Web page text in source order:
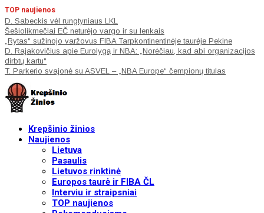
TOP naujienos
D. Sabeckis vėl rungtyniaus LKL
Šešiolikmečiai EČ neturėjo vargo ir su lenkais
„Rytas“ sužinojo varžovus FIBA Tarpkontinentinėje taurėje Pekine
D. Rajakovičius apie Eurolygą ir NBA: „Norėčiau, kad abi organizacijos
dirbtų kartu“
T. Parkerio svajonė su ASVEL – „NBA Europe“ čempionų titulas
Krepšinio žinios
Naujienos
Lietuva
Pasaulis
Lietuvos rinktinė
Europos taurė ir FIBA ČL
Interviu ir straipsniai
TOP naujienos